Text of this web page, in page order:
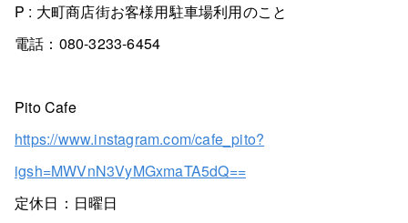
P : 大町商店街お客様用駐車場利用のこと
電話：080-3233-6454
Pito Cafe
https://www.instagram.com/cafe_pito?
igsh=MWVnN3VyMGxmaTA5dQ==
定休日：日曜日